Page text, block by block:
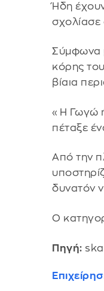
Ήδη
σχολίασε
Σύμφωνα
κόρης
βίαια
«Η Γωγώ
πέταξε
Από την
δυνατόν
Ο
Πηγή: